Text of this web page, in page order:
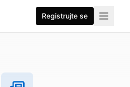
Registrujte se